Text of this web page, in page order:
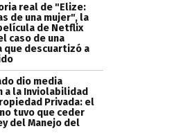
real de "Elize:
de una mujer", la
de Netflix
caso de una
que descuartizó a
dio media
a la Inviolabilidad
Privada: el
tuvo que ceder
del Manejo del